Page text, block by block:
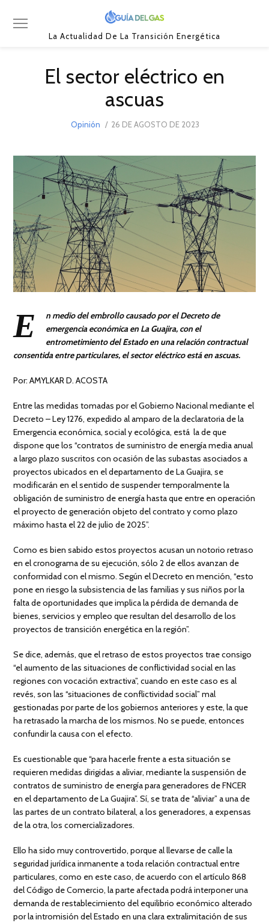
La Actualidad De La Transición Energética
El sector eléctrico en
ascuas
Opinión
POSTED
26 DE AGOSTO DE 2023
E
n medio del embrollo causado por el Decreto de
emergencia económica en La Guajira, con el
entrometimiento del Estado en una relación contractual
consentida entre particulares, el sector eléctrico está en ascuas.
Por: AMYLKAR D. ACOSTA
Entre las medidas tomadas por el Gobierno Nacional mediante el
Decreto – Ley 1276, expedido al amparo de la declaratoria de la
Emergencia económica, social y ecológica, está la de que
dispone que los “contratos de suministro de energía media anual
a largo plazo suscritos con ocasión de las subastas asociados a
proyectos ubicados en el departamento de La Guajira, se
modificarán en el sentido de suspender temporalmente la
obligación de suministro de energía hasta que entre en operación
el proyecto de generación objeto del contrato y como plazo
máximo hasta el 22 de julio de 2025”.
Como es bien sabido estos proyectos acusan un notorio retraso
en el cronograma de su ejecución, sólo 2 de ellos avanzan de
conformidad con el mismo. Según el Decreto en mención, “esto
pone en riesgo la subsistencia de las familias y sus niños por la
falta de oportunidades que implica la pérdida de demanda de
bienes, servicios y empleo que resultan del desarrollo de los
proyectos de transición energética en la región”.
Se dice, además, que el retraso de estos proyectos trae consigo
“el aumento de las situaciones de conflictividad social en las
regiones con vocación extractiva”, cuando en este caso es al
revés, son las “situaciones de conflictividad social” mal
gestionadas por parte de los gobiernos anteriores y este, la que
ha retrasado la marcha de los mismos. No se puede, entonces
confundir la causa con el efecto.
Es cuestionable que “para hacerle frente a esta situación se
requieren medidas dirigidas a aliviar, mediante la suspensión de
contratos de suministro de energía para generadores de FNCER
en el departamento de La Guajira”. Sí, se trata de “aliviar” a una de
las partes de un contrato bilateral, a los generadores, a expensas
de la otra, los comercializadores.
Ello ha sido muy controvertido, porque al llevarse de calle la
seguridad jurídica inmanente a toda relación contractual entre
particulares, como en este caso, de acuerdo con el artículo 868
del Código de Comercio, la parte afectada podrá interponer una
demanda de restablecimiento del equilibrio económico alterado
por la intromisión del Estado en una clara extralimitación de sus